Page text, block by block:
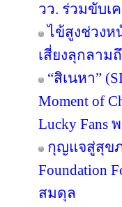
วว. ร่วมขับ
ไข้สูงช่วงห
เสี่ยงลุกลาม
“สิเนหา”
Moment of
Lucky Fans
กุญแจสู่สุขภ
Foundation
สมดุล